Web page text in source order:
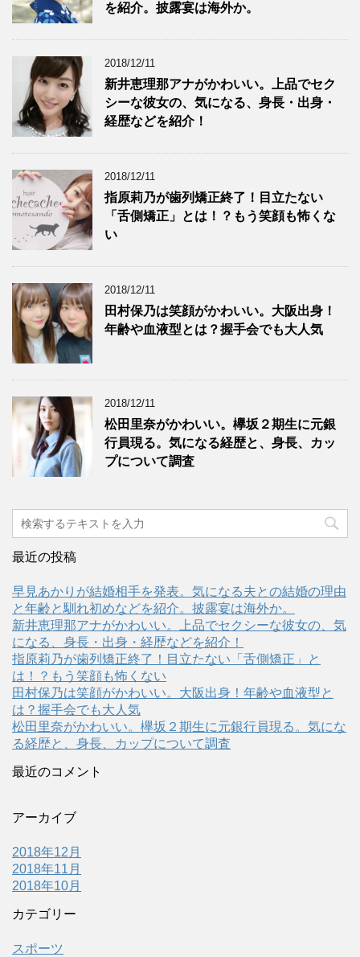
を紹介。披露宴は海外か。
2018/12/11
新井恵理那アナがかわいい。上品でセク
シーな彼女の、気になる、身長・出身・
経歴などを紹介！
2018/12/11
指原莉乃が歯列矯正終了！目立たない
「舌側矯正」とは！？もう笑顔も怖くな
い
2018/12/11
田村保乃は笑顔がかわいい。大阪出身！
年齢や血液型とは？握手会でも大人気
2018/12/11
松田里奈がかわいい。欅坂２期生に元銀
行員現る。気になる経歴と、身長、カッ
プについて調査
最近の投稿
早見あかりが結婚相手を発表。気になる夫との結婚の理由
と年齢と馴れ初めなどを紹介。披露宴は海外か。
新井恵理那アナがかわいい。上品でセクシーな彼女の、気
になる、身長・出身・経歴などを紹介！
指原莉乃が歯列矯正終了！目立たない「舌側矯正」と
は！？もう笑顔も怖くない
田村保乃は笑顔がかわいい。大阪出身！年齢や血液型と
は？握手会でも大人気
松田里奈がかわいい。欅坂２期生に元銀行員現る。気にな
る経歴と、身長、カップについて調査
最近のコメント
アーカイブ
2018年12月
2018年11月
2018年10月
カテゴリー
スポーツ